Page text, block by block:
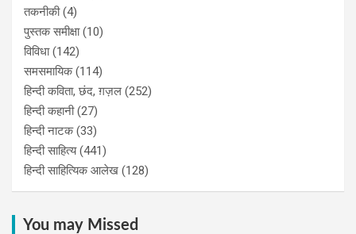
तकनीकी(4)
पुस्‍तक समीक्षा(10)
विविधा(142)
समसमायिक(114)
हिन्दी कविता, छंद, ग़ज़ल (252)
हिन्दी कहानी(27)
हिन्‍दी नाटक(33)
हिन्दी साहित्य(441)
हिन्दी साहित्यिक आलेख (128)
You may Missed